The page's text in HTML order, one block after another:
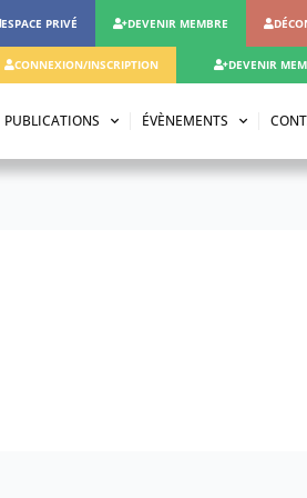
ESPACE PRIVÉ DEVENIR MEMBRE
CONNEXION/INSCRIPTION DEVENIR
PUBLICATIONS ÉVÈNEMENTS